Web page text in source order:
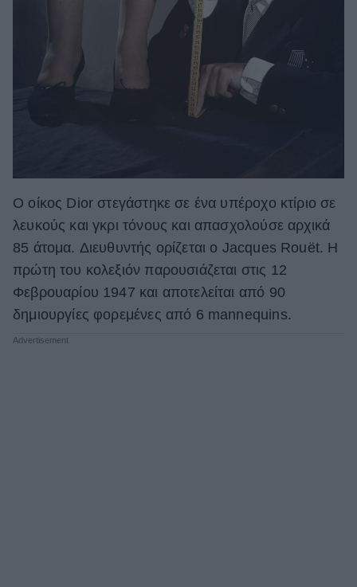
Ο οίκος Dior στεγάστηκε σε ένα υπέροχο κτίριο σε
λευκούς και γκρι τόνους και απασχολούσε αρχικά
85 άτομα. Διευθυντής ορίζεται ο Jacques Rouët. Η
πρώτη του κολεξιόν παρουσιάζεται στις 12
Φεβρουαρίου 1947 και αποτελείται από 90
δημιουργίες φορεμένες από 6 mannequins.